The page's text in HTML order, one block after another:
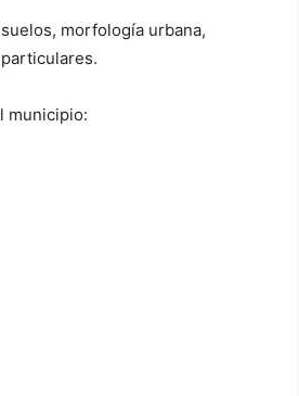
morfología urbana,
municipio: